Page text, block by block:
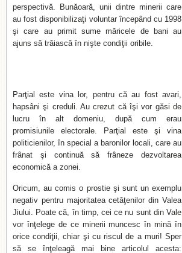
perspectivă. Bunăoară, unii dintre minerii care
au fost disponibilizaţi voluntar începând cu 1998
şi care au primit sume măricele de bani au
ajuns să trăiască în nişte condiţii oribile.
Parţial este vina lor, pentru că au fost avari,
hapsâni şi creduli. Au crezut că îşi vor găsi de
lucru în alt domeniu, după cum erau
promisiunile electorale. Parţial este şi vina
politicienilor, în special a baronilor locali, care au
frânat şi continuă să frâneze dezvoltarea
economică a zonei.
Oricum, au comis o prostie şi sunt un exemplu
negativ pentru majoritatea cetăţenilor din Valea
Jiului. Poate că, în timp, cei ce nu sunt din Vale
vor înţelege de ce minerii muncesc în mină în
orice condiţii, chiar şi cu riscul de a muri! Sper
să se înţeleagă mai bine articolul acesta: